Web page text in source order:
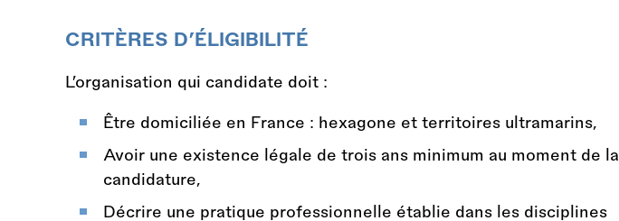
CRITÈRES D’ÉLIGIBILITÉ
L’organisation qui candidate doit :
Être domiciliée en France : hexagone et territoires ultramarins,
Avoir une existence légale de trois ans minimum au moment de la
candidature,
Décrire une pratique professionnelle établie dans les disciplines